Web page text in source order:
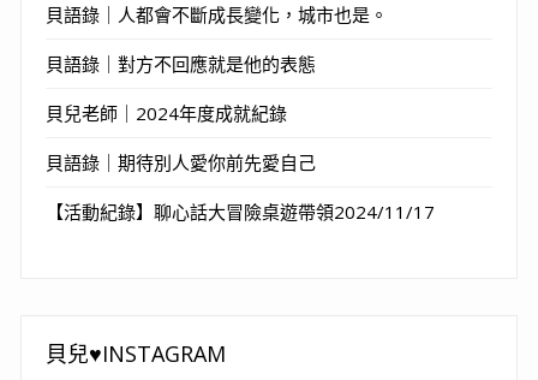
貝語錄｜人都會不斷成長變化，城市也是。
貝語錄｜對方不回應就是他的表態
貝兒老師｜2024年度成就紀錄
貝語錄｜期待別人愛你前先愛自己
【活動紀錄】聊心話大冒險桌遊帶領2024/11/17
貝兒♥INSTAGRAM